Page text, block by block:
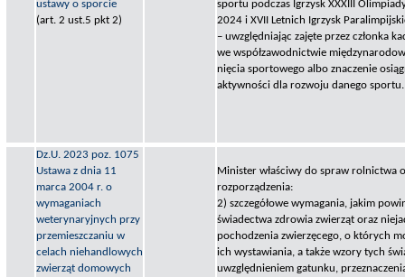
ustawy o sporcie
(art. 2 ust.5 pkt 2)
sportu podczas Igrzysk XXXIII
2024 i XVII Letnich Igrzysk
– uwzględniając zajęte przez członka
we współzawodnictwie
nięcia sportowego albo znaczenie
aktywności dla rozwoju danego sportu.
Dz.U. 2023 poz. 1075
Ustawa z dnia 11
marca 2004 r. o
wymaganiach
weterynaryjnych przy
przemieszczaniu w
celach niehandlowych
zwierząt domowych
Minister właściwy do spraw rolnictwa
rozporządzenia:
2) szczegółowe wymagania, jakim
świadectwa zdrowia zwierząt oraz
pochodzenia zwierzęcego, o których
ich wystawiania, a także wzory tych
uwzględnieniem gatunku,